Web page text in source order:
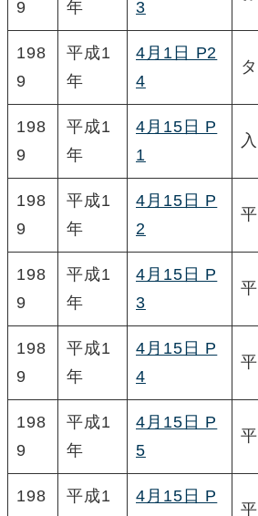
9
年
3
198
9
平成1
年
4月1日 P2
4
198
9
平成1
年
4月15日 P
1
198
9
平成1
年
4月15日 P
2
198
9
平成1
年
4月15日 P
3
198
9
平成1
年
4月15日 P
4
198
9
平成1
年
4月15日 P
5
198
平成1
4月15日 P